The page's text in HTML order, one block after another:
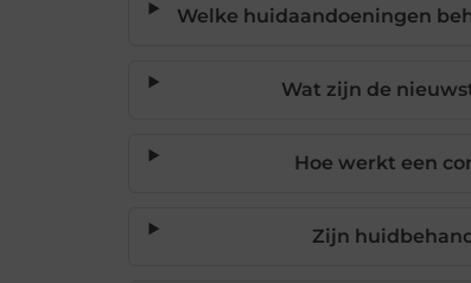
Welke huidaandoeningen
Wat zijn de
Hoe werkt een
Zijn